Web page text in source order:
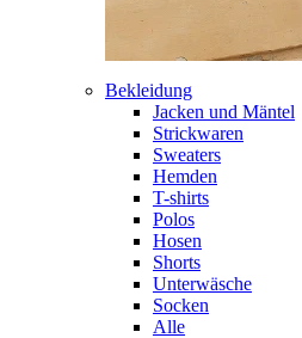
Bekleidung
Jacken und Mäntel
Strickwaren
Sweaters
Hemden
T-shirts
Polos
Hosen
Shorts
Unterwäsche
Socken
Alle